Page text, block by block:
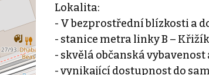
Lokalita:
- V bezprostřední blízkosti a
- stanice metra linky B –
- skvělá občanská
- vynikající dostupnost do